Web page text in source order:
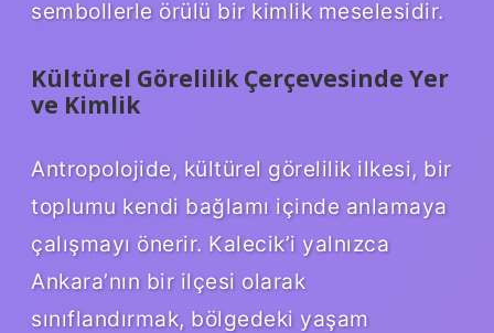
sembollerle örülü bir kimlik meselesidir.
Kültürel Görelilik Çerçevesinde Yer
ve Kimlik
Antropolojide, kültürel görelilik ilkesi, bir
toplumu kendi bağlamı içinde anlamaya
çalışmayı önerir. Kalecik’i yalnızca
Ankara’nın bir ilçesi olarak
sınıflandırmak, bölgedeki yaşam